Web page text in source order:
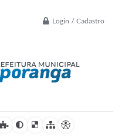
Login / Cadastro